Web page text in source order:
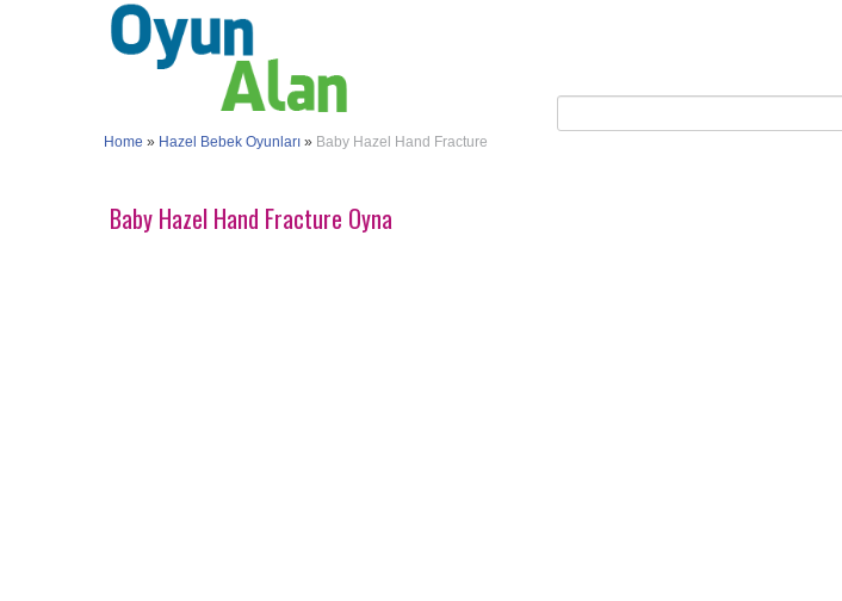
Home » Hazel Bebek Oyunları » Baby Hazel Hand Fracture
Baby Hazel Hand Fracture Oyna